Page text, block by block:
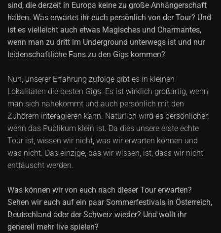
sind, die derzeit in Europa keine zu große Anhängerschaft
haben. Was erwartet ihr euch persönlich von der Tour? Und
ist es vielleicht auch etwas Magisches und Charmantes,
wenn man zu dritt im Underground unterwegs ist und nur
leidenschaftliche Fans zu den Gigs kommen?
Nun, unserer Erfahrung zufolge gibt es in kleinen
Lokalitäten die besten Gigs. Es ist wirklich großartig, wenn
man sich nahekommt und auch persönlich mit den
Zuhörern interagieren kann. Natürlich wird es persönlicher,
wenn das Publikum klein ist. Da dies unsere erste echte
Tour ist, wissen wir nicht, was wir erwarten können und
was nicht. Das einzige, das wir wissen, ist, dass wir nicht
enttäuscht werden.
Was können wir von euch nach dieser Tour erwarten?
Sehen wir euch auf ein paar Sommerfestivals in Österreich,
Deutschland oder der Schweiz wieder? Und wollt ihr
generell mehr live spielen?